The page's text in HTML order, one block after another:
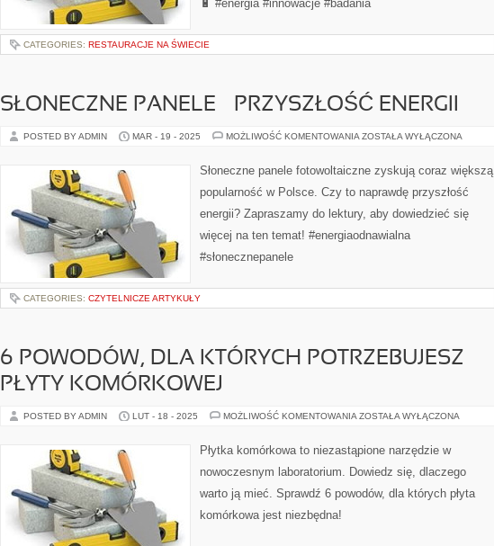
🔋 #energia #innowacje #badania
CATEGORIES: RESTAURACJE NA ŚWIECIE
SŁONECZNE PANELE – PRZYSZŁOŚĆ ENERGII
POSTED BY ADMIN MAR - 19 - 2025 MOŻLIWOŚĆ KOMENTOWANIA SŁONECZNE
PRZYSZŁOŚĆ
ENERGII
ZOSTAŁA WYŁĄCZONA
Słoneczne panele fotowoltaiczne zyskują coraz większą
popularność w Polsce. Czy to naprawdę przyszłość
energii? Zapraszamy do lektury, aby dowiedzieć się
więcej na ten temat! #energiaodnawialna
#słonecznepanele
CATEGORIES: CZYTELNICZE ARTYKUŁY
6 POWODÓW, DLA KTÓRYCH POTRZEBUJESZ
PŁYTY KOMÓRKOWEJ
POSTED BY ADMIN LUT - 18 - 2025 MOŻLIWOŚĆ KOMENTOWANIA 6
KTÓRYCH
POTRZEBUJESZ
KOMÓRKOWEJ
ZOSTAŁA WYŁĄCZONA
Płytka komórkowa to niezastąpione narzędzie w
nowoczesnym laboratorium. Dowiedz się, dlaczego
warto ją mieć. Sprawdź 6 powodów, dla których płyta
komórkowa jest niezbędna!